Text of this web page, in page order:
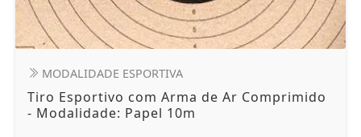
MODALIDADE ESPORTIVA
Tiro Esportivo com Arma de Ar Comprimido
- Modalidade: Papel 10m